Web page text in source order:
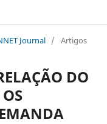
Journal / Artigos
DO